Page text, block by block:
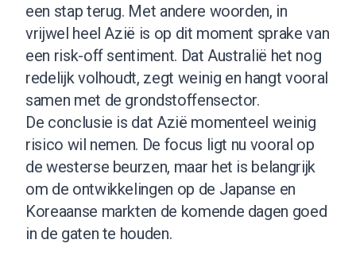
een stap terug. Met andere woorden, in
vrijwel heel Azië is op dit moment sprake van
een risk-off sentiment. Dat Australië het nog
redelijk volhoudt, zegt weinig en hangt vooral
samen met de grondstoffensector.
De conclusie is dat Azië momenteel weinig
risico wil nemen. De focus ligt nu vooral op
de westerse beurzen, maar het is belangrijk
om de ontwikkelingen op de Japanse en
Koreaanse markten de komende dagen goed
in de gaten te houden.